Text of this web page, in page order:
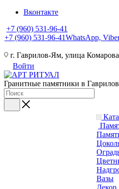
Вконтакте
+7 (960) 531-96-41
+7 (960) 531-96-41WhatsApp,
г. Гаврилов-Ям, улица Комарова
Войти
Гранитные памятники в
Вазы
Декор